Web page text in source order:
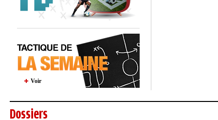
Voir
Dossiers